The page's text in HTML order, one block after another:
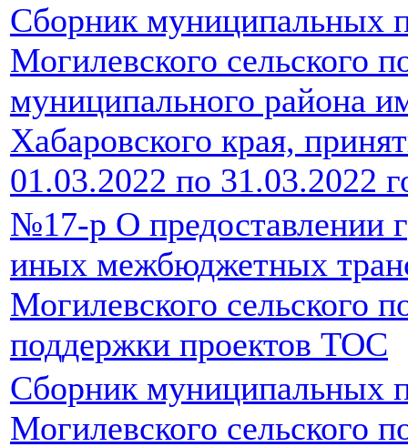
Сборник муниципальных
Могилевского сельского
муниципального района
Хабаровского края,
01.03.2022 по 31.03.2022
№17-р О предоставлении
иных межбюджетных
Могилевского сельского
поддержки проектов ТОС
Сборник муниципальных
Могилевского сельского